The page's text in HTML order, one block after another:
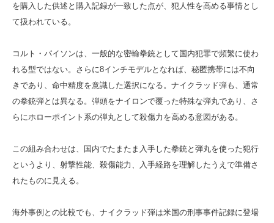
を購入した供述と購入記録が一致した点が、犯人性を高める事情とし
て扱われている。
コルト・パイソンは、一般的な密輸拳銃として国内犯罪で頻繁に使わ
れる型ではない。さらに8インチモデルとなれば、秘匿携帯には不向
きであり、命中精度を意識した選択になる。ナイクラッド弾も、通常
の拳銃弾とは異なる。弾頭をナイロンで覆った特殊な弾丸であり、さ
らにホローポイント系の弾丸として殺傷力を高める意図がある。
この組み合わせは、国内でたまたま入手した拳銃と弾丸を使った犯行
というより、射撃性能、殺傷能力、入手経路を理解したうえで準備さ
れたものに見える。
海外事例との比較でも、ナイクラッド弾は米国の刑事事件記録に登場